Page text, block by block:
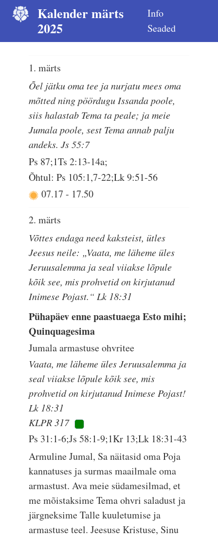
Kalender märts
2025
Info
Seaded
1. märts
Õel jätku oma tee ja nurjatu mees oma
mõtted ning pöördugu Issanda poole,
siis halastab Tema ta peale; ja meie
Jumala poole, sest Tema annab palju
andeks. Js 55:7
Ps 87;1Ts 2:13-14a;
Õhtul: Ps 105:1,7-22;Lk 9:51-56
07.17- 17.50
2. märts
Võttes endaga need kaksteist, ütles
Jeesus neile: „Vaata, me läheme üles
Jeruusalemma ja seal viiakse lõpule
kõik see, mis prohvetid on kirjutanud
Inimese Pojast.“ Lk 18:31
Pühapäev enne paastuaega Esto mihi;
Quinquagesima
Jumala armastuse ohvritee
Vaata, me läheme üles Jeruusalemma ja
seal viiakse lõpule kõik see, mis
prohvetid on kirjutanud Inimese Pojast!
Lk 18:31
KLPR 317
Ps 31:1-6;Js 58:1-9;1Kr 13;Lk 18:31-43
Armuline Jumal, Sa näitasid oma Poja
kannatuses ja surmas maailmale oma
armastust. Ava meie südamesilmad, et
me mõistaksime Tema ohvri saladust ja
järgneksime Talle kuuletumise ja
armastuse teel. Jeesuse Kristuse, Sinu